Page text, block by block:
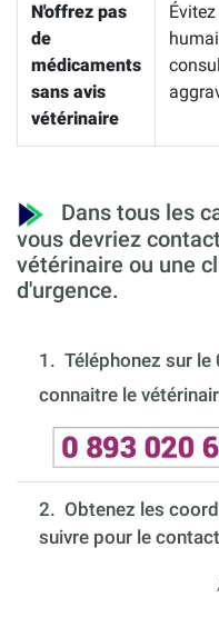
N'offrez pas
de
médicaments
sans avis
vétérinaire
Dans tous les
vous devriez
vétérinaire ou une
d'urgence.
1. Téléphonez sur
connaitre le
2. Obtenez les
suivre pour le